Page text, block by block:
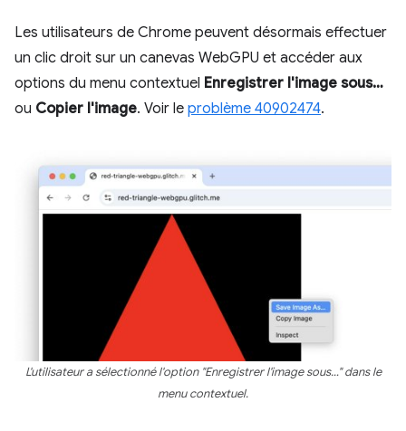
Les utilisateurs de Chrome peuvent désormais effectuer
un clic droit sur un canevas WebGPU et accéder aux
options du menu contextuel Enregistrer l'image sous…
ou Copier l'image. Voir le problème 40902474.
L'utilisateur a sélectionné l'option "Enregistrer l'image sous…" dans le
menu contextuel.